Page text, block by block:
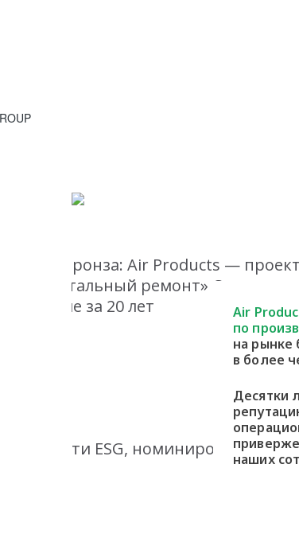
Air
по
на рынке
в более
Десятки
наших
- Бронза: Air Products — проект
– Капитальный ремонт» Самое
за 20 лет
в области ESG, номинировался